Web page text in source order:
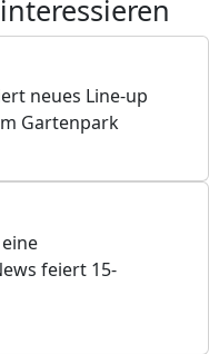
neues Line-up
Gartenpark
feiert 15-